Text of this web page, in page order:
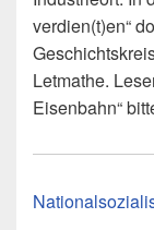
verdien(t)en“
Letmathe.
Eisenbahn“